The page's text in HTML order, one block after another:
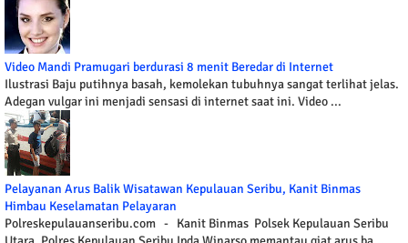
Video Mandi Pramugari berdurasi 8 menit Beredar di Internet
Ilustrasi Baju putihnya basah, kemolekan tubuhnya sangat terlihat jelas.
Adegan vulgar ini menjadi sensasi di internet saat ini. Video ...
Pelayanan Arus Balik Wisatawan Kepulauan Seribu, Kanit Binmas
Himbau Keselamatan Pelayaran
Polreskepulauanseribu.com - Kanit Binmas Polsek Kepulauan Seribu